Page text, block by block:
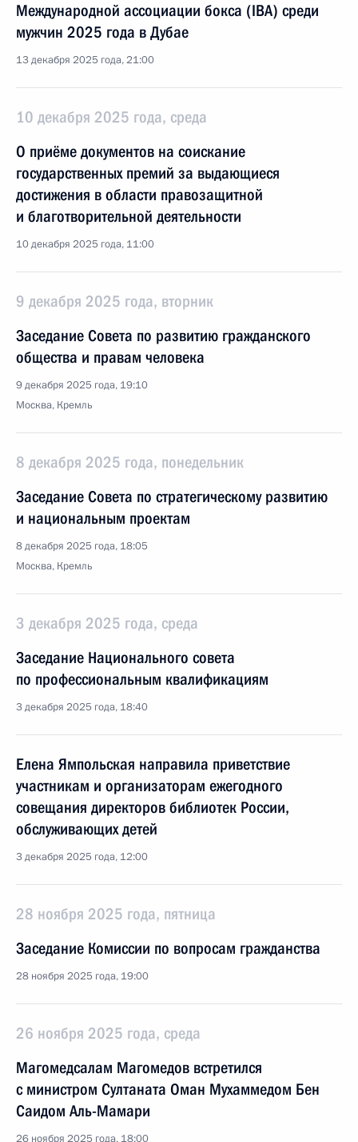
Международной ассоциации бокса (IBА) среди
мужчин 2025 года в Дубае
13 декабря 2025 года, 21:00
10 декабря 2025 года, среда
О приёме документов на соискание
государственных премий за выдающиеся
достижения в области правозащитной
и благотворительной деятельности
10 декабря 2025 года, 11:00
9 декабря 2025 года, вторник
Заседание Совета по развитию гражданского
общества и правам человека
9 декабря 2025 года, 19:10
Москва, Кремль
8 декабря 2025 года, понедельник
Заседание Совета по стратегическому развитию
и национальным проектам
8 декабря 2025 года, 18:05
Москва, Кремль
3 декабря 2025 года, среда
Заседание Национального совета
по профессиональным квалификациям
3 декабря 2025 года, 18:40
Елена Ямпольская направила приветствие
участникам и организаторам ежегодного
совещания директоров библиотек России,
обслуживающих детей
3 декабря 2025 года, 12:00
28 ноября 2025 года, пятница
Заседание Комиссии по вопросам гражданства
28 ноября 2025 года, 19:00
26 ноября 2025 года, среда
Магомедсалам Магомедов встретился
с министром Султаната Оман Мухаммедом Бен
Саидом Аль-Мамари
26 ноября 2025 года, 18:00